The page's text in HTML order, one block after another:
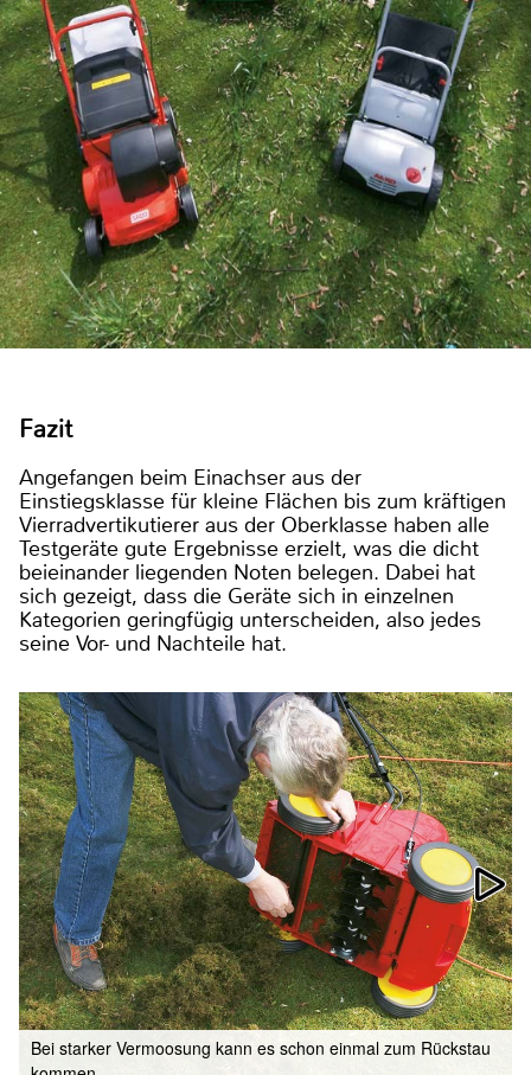
Fazit
Angefangen beim Einachser aus der
Einstiegsklasse für kleine Flächen bis zum kräftigen
Vierradvertikutierer aus der Oberklasse haben alle
Testgeräte gute Ergebnisse erzielt, was die dicht
beieinander liegenden Noten belegen. Dabei hat
sich gezeigt, dass die Geräte sich in einzelnen
Kategorien geringfügig unterscheiden, also jedes
seine Vor- und Nachteile hat.
Bei starker Vermoosung kann es schon einmal zum Rückstau